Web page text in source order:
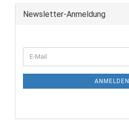
Newsletter-Anmeldung
ANMELDEN